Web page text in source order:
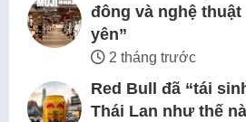
đông và nghệ
yên”
2 tháng trước
Red Bull đã “tái
Thái Lan như thế